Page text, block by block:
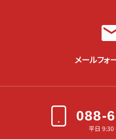
メールフォ
088-
平日 9:30